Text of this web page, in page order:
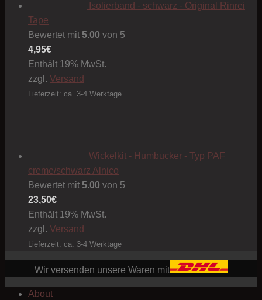
Isolierband - schwarz - Original Rinrei
Tape
Bewertet mit 5.00 von 5
4,95€
Enthält 19% MwSt.
zzgl. Versand
Lieferzeit: ca. 3-4 Werktage
Wickelkit - Humbucker - Typ PAF
creme/schwarz Alnico
Bewertet mit 5.00 von 5
23,50€
Enthält 19% MwSt.
zzgl. Versand
Lieferzeit: ca. 3-4 Werktage
Wir versenden unsere Waren mit
About